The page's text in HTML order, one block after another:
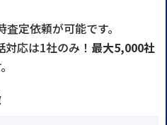
査定依頼が可能です。
対応は1社のみ！ 最大5,000社